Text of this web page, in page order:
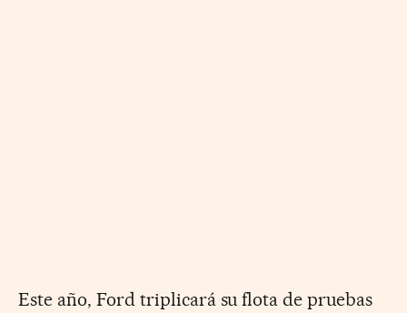
Este año, Ford triplicará su flota de pruebas